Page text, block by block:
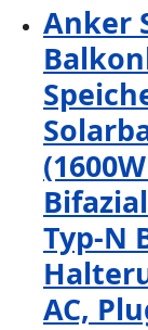
Anker
Typ-N
AC,